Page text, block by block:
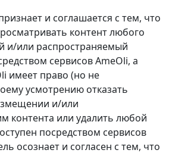
и соглашается с тем, что
контент любого
и/или распространяемый
сервисов AmeOli, а
имеет право (но не
усмотрению отказать
и/или
контента или удалить любой
посредством сервисов
осознает и согласен с тем, что